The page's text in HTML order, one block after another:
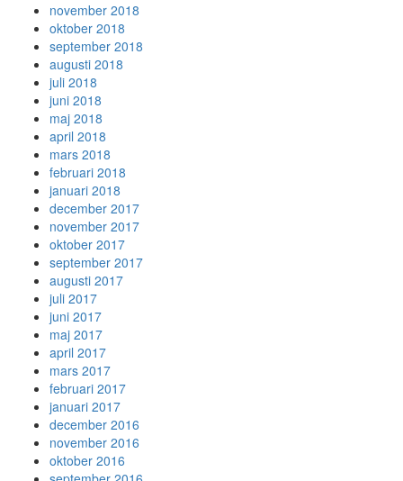
november 2018
oktober 2018
september 2018
augusti 2018
juli 2018
juni 2018
maj 2018
april 2018
mars 2018
februari 2018
januari 2018
december 2017
november 2017
oktober 2017
september 2017
augusti 2017
juli 2017
juni 2017
maj 2017
april 2017
mars 2017
februari 2017
januari 2017
december 2016
november 2016
oktober 2016